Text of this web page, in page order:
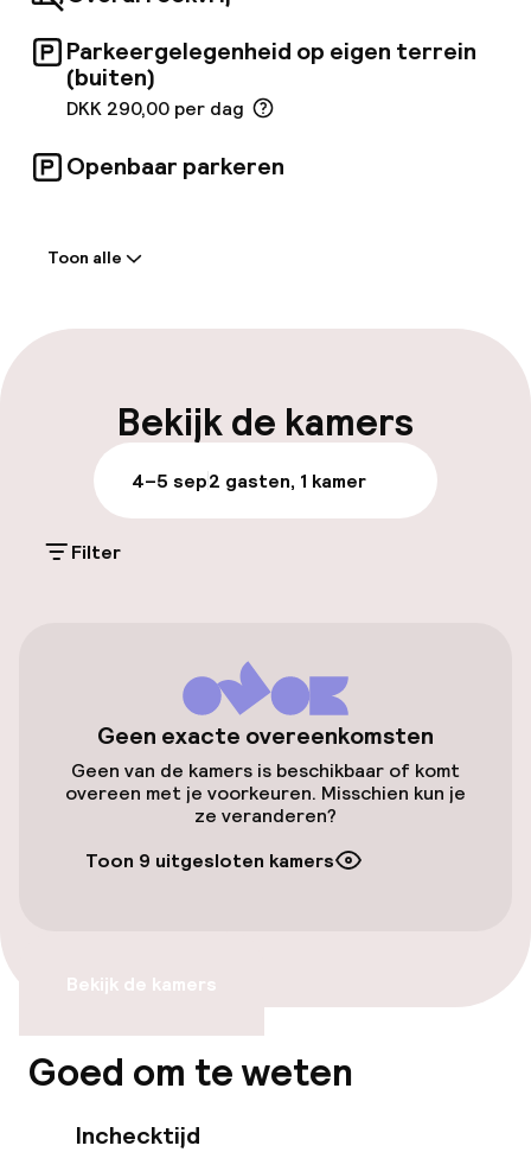
ontspannen met een verfrissend drankje van
de bar.
Parkeergelegenheid op eigen terrein
(buiten)
DKK 290,00 per dag
Openbaar parkeren
Vroeg inchecken mogelijk
Bagageruimte
Parkeren & mobiliteit
Openbaar parkeren
Zwemmen & wellness
Fitnessruimte / gym
Toon alle
Bekijk de kamers
4–5 sep2 gasten, 1 kamer
Filter
Geen exacte overeenkomsten
Geen van de kamers is beschikbaar of komt
overeen met je voorkeuren. Misschien kun je
ze veranderen?
Toon 9 uitgesloten kamers
Bekijk de kamers
Goed om te weten
Inchecktijd